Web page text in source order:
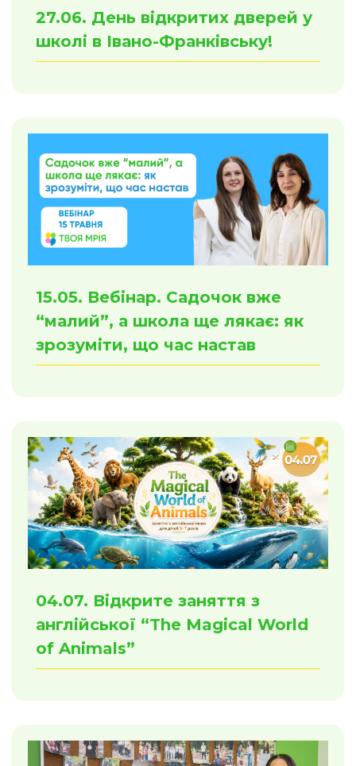
27.06. День відкритих дверей у
школі в Івано-Франківську!
15.05. Вебінар. Садочок вже
“малий”, а школа ще лякає: як
зрозуміти, що час настав
04.07. Відкрите заняття з
англійської “The Magical World
of Animals”